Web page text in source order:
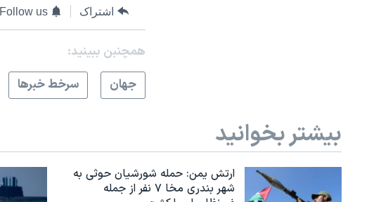
اشتراک Follow us
همچنبن ببینید:
جهان
سرخط خبرها
بیشتر بخوانید
ارتش یمن: حمله شورشیان حوثی به
شهر بندری مخا ۷ نفر از جمله